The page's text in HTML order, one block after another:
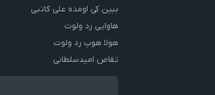
ببین کی اومده علی کاتبی
هاوایی رد ولوت
هولا هوپ رد ولوت
تقاص امیدسلطانی